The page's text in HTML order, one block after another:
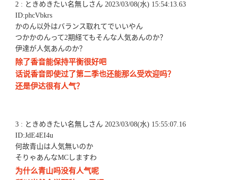
2 : ときめきたい名無しさん 2023/03/08(水) 15:54:13.63
ID:phcVbkrs
かのん以外はバランス取れてでいいやん
つかかのんって2期経てもそんな人気あんのか？
伊達が人気あんのか？
除了香音能保持平衡很好吧
话说香音即使过了第二季也还能那么受欢迎吗？
还是伊达很有人气？
3 : ときめきたい名無しさん 2023/03/08(水) 15:55:07.16
ID:JdE4EI4u
何故青山は人気無いのか
そりゃあんなMCしますわ
为什么青山吗没有人气呢